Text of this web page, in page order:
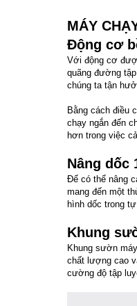
MÁY
Động cơ
Với động cơ
quãng đường
chúng ta tận
Bằng cách điều
chạy ngắn đến
hơn trong việc
Nâng dốc
Để có thể nâng
mang đến một
hình dốc trong
Khung
Khung sườn
chất lượng cao
cường độ tập